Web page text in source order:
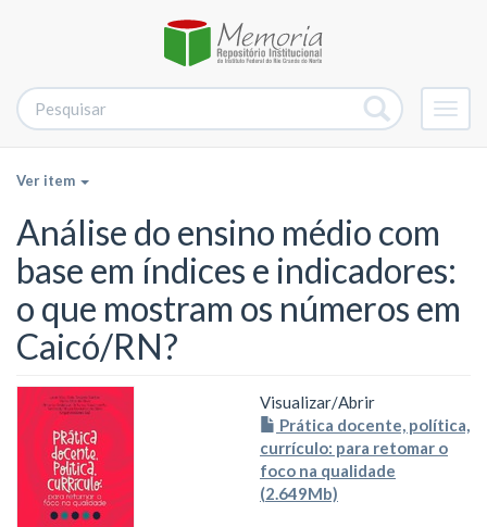
Ver item
Análise do ensino médio com
base em índices e indicadores:
o que mostram os números em
Caicó/RN?
Visualizar/Abrir
Prática docente, política,
currículo: para retomar o
foco na qualidade
(2.649Mb)